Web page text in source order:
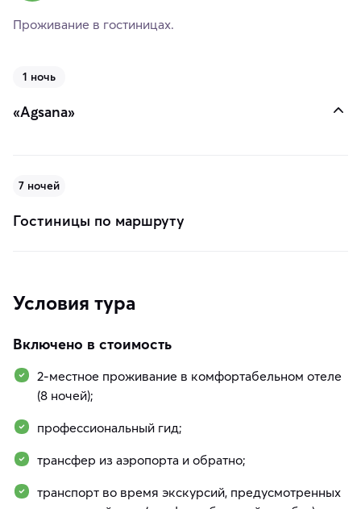
Проживание в гостиницах.
1 ночь
«Agsana»
7 ночей
Гостиницы по маршруту
Условия тура
Включено в стоимость
2-местное проживание в комфортабельном отеле
(8 ночей);
профессиональный гид;
трансфер из аэропорта и обратно;
транспорт во время экскурсий, предусмотренных